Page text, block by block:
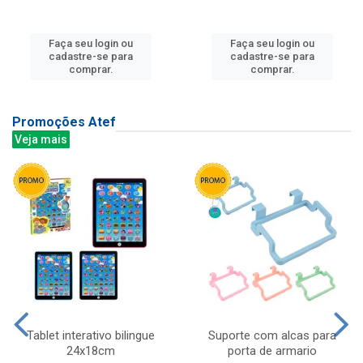
Faça seu login ou
cadastre-se para
comprar.
Faça seu login ou
cadastre-se para
comprar.
Promoções Atef
Veja mais
Tablet interativo bilingue
24x18cm
Suporte com alcas para
porta de armario